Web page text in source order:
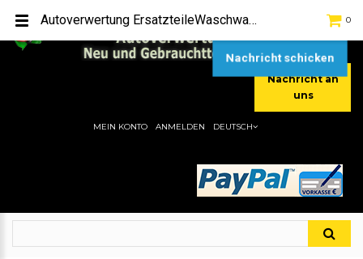
[+49] (0) 2232-5205
[+49] (0) 177 / 4080033
Nachricht an
uns
0
MEIN KONTO ANMELDEN DEUTSCH
Autoverwertung ErsatzteileWaschwasserpumpe Mercedes Benz S-Klasse W220Hier gibt es viele Autoersatzteile, günstigen Preise, gute Qualität
Nachricht schicken